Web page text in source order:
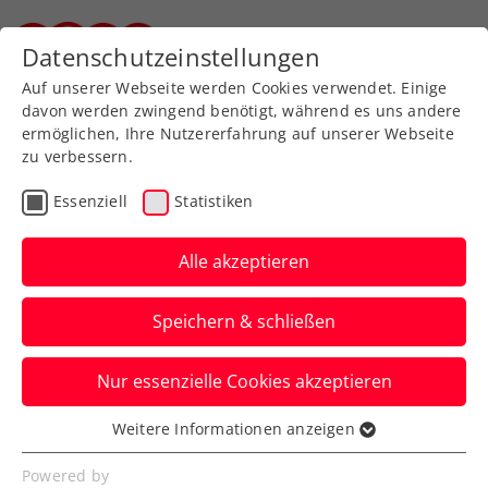
Zurück zur Newsübersicht
Turniere
Generali Open Kitzbühel:
Qualifikation mit ÖTV-
Quartett
Jurij Rodionov, Sandro Kopp, Neil
Oberleitner und Nico Hipfl sind beim
ATP-Turnier in Tirol am Start.
Verfasst von: Presseaussendung / Redaktion, 18.07.2025
Datenschutzeinstellungen
Auf unserer Webseite werden Cookies verwendet. Einige
davon werden zwingend benötigt, während es uns andere
ermöglichen, Ihre Nutzererfahrung auf unserer Webseite
zu verbessern.
Essenziell Statistiken
Alle akzeptieren
Speichern & schließen
Nur essenzielle Cookies akzeptieren
Essenziell
Essenzielle Cookies werden für grundlegende
Weitere Informationen anzeigen
Powered by